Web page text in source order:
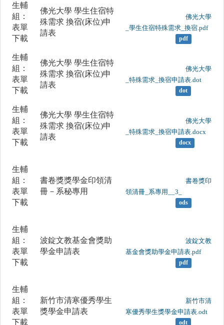
生輔
組：
表單
下載
佛光大學 學生住宿特
殊需求 換宿(床位)申
請表
_學生住宿特殊需求_換宿.pdf
pdf
生輔
組：
表單
下載
佛光大學 學生住宿特
殊需求 換宿(床位)申
請表
_特殊需求_換宿申請表.dot
dot
生輔
組：
表單
下載
佛光大學 學生住宿特
殊需求 換宿(床位)申
請表
_特殊需求_換宿申請表.docx
docx
生輔
組：
表單
下載
書卷獎獎學金印領清
冊－系秘專用
領清冊_系專用__3_
ods
生輔
組：
表單
下載
波錠文教基金會獎助
學金申請表
基金會獎助學金申請表.pdf
pdf
生輔
組：
表單
下載
新竹市清寒優秀學生
獎學金申請表
寒優秀學生獎學金申請表.odt
odt